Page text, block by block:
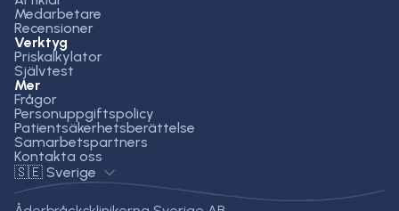
Medarbetare
Recensioner
Verktyg
Priskalkylator
Självtest
Mer
Frågor
Personuppgiftspolicy
Patientsäkerhetsberättelse
Samarbetspartners
Kontakta oss
🇸🇪 Sverige